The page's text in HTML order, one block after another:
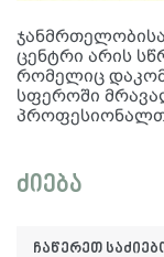
ცენტრი არის
რომელიც
სფეროში
ძიება
ჩაწერეთ